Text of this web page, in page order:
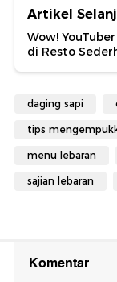
Artikel
Wow!
di Resto
daging sapi
tips
menu lebaran
sajian lebaran
Komentar